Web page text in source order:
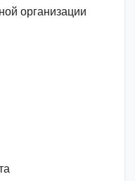
организации